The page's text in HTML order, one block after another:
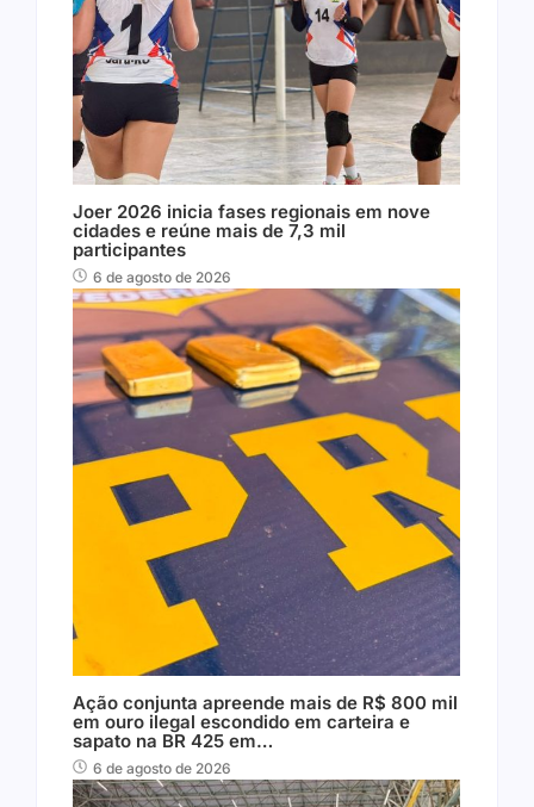
Joer 2026 inicia fases regionais em nove
cidades e reúne mais de 7,3 mil
participantes
6 de agosto de 2026
Ação conjunta apreende mais de R$ 800 mil
em ouro ilegal escondido em carteira e
sapato na BR 425 em…
6 de agosto de 2026